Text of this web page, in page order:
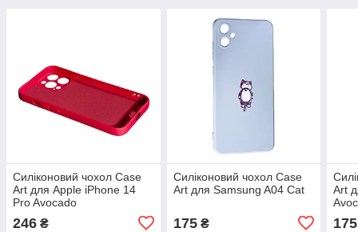
Силіконовий чохол Case
Art для Apple iPhone 14
Pro Avocado
246 ₴
Силіконовий чохол Case
Art для Samsung A04 Cat
175₴
Art
175